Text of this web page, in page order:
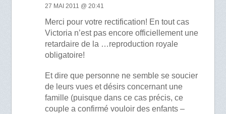
27 MAI 2011 @ 20:41
Merci pour votre rectification! En tout cas
Victoria n’est pas encore officiellement une
retardaire de la …reproduction royale
obligatoire!
Et dire que personne ne semble se soucier
de leurs vues et désirs concernant une
famille (puisque dans ce cas précis, ce
couple a confirmé vouloir des enfants –